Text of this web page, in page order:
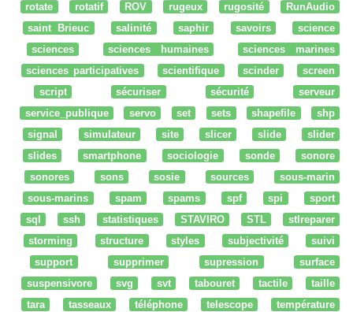
rotate
rotatif ROV rugeux rugosité
RunAudio
saint Brieuc
salinité saphir savoirs
science
sciences
sciences humaines
sciences marines
sciences participatives
scientifique scinder
screen
script
sécuriser sécurité
serveur
service_publique
servo set sets shapefile
shp
signal
simulateur site slicer slide
slider
slides
smartphone sociologie sonde
sonore
sonores
sons sosie sources
sous-marin
sous-marins
spam spams spf spi
sport
sql
ssh statistiques STAVIRO STL
stlreparer
storming
structure styles subjectivité
suivi
support
supprimer supression
surface
suspensivore
svg svt tabouret tactile
taille
tara
tasseaux téléphone telescope
température